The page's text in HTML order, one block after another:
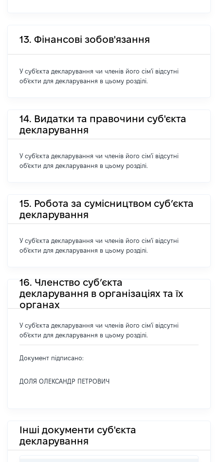
13. Фінансові зобов'язання
У суб'єкта декларування чи членів його сім'ї відсутні
об'єкти для декларування в цьому розділі.
14. Видатки та правочини суб'єкта
декларування
У суб'єкта декларування чи членів його сім'ї відсутні
об'єкти для декларування в цьому розділі.
15. Робота за сумісництвом суб’єкта
декларування
У суб'єкта декларування чи членів його сім'ї відсутні
об'єкти для декларування в цьому розділі.
16. Членство суб’єкта
декларування в організаціях та їх
органах
У суб'єкта декларування чи членів його сім'ї відсутні
об'єкти для декларування в цьому розділі.
Документ підписано:
ДОЛЯ ОЛЕКСАНДР ПЕТРОВИЧ
Інші документи суб'єкта
декларування